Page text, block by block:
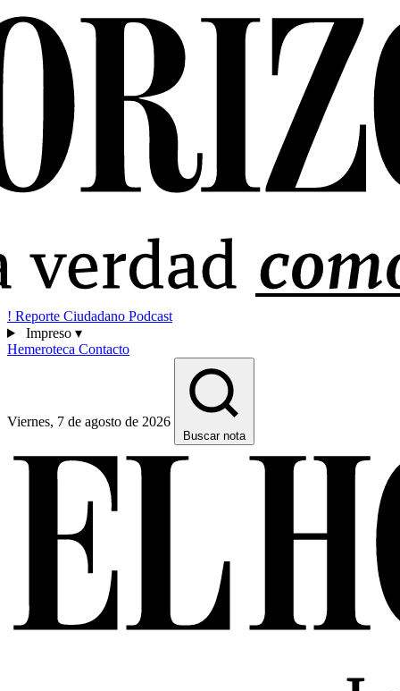
! Reporte Ciudadano Podcast
Impreso ▾
Hemeroteca Contacto
Viernes, 7 de agosto de 2026
Buscar nota